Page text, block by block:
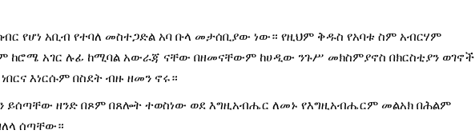
የሆነ አቢብ የተባለ መስተጋድል አባ ቡላ መታሰቢያው ነው። የዚህም ቅዱስ የአባቱ ስም አብርሃም
ከሮሜ አገር ሉፊ ከሚባል አውራጃ ናቸው በዘመናቸውም ከሀዲው ንጉሥ መክስምያኖስ በክርስቲያን ወገኖች
እነርሱም በስደት ብዙ ዘመን ኖሩ።
ይሰጣቸው ዘንድ በጾም በጸሎት ተወስነው ወደ እግዚአብሔር ለመኑ የእግዚአብሔርም መልአክ በሕልም
ሰጣቸው።